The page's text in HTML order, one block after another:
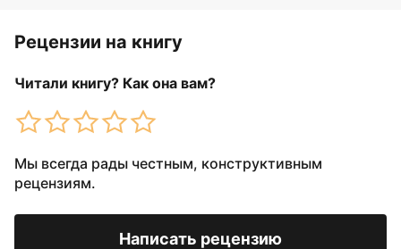
Рецензии на книгу
Читали книгу? Как она вам?
Мы всегда рады честным, конструктивным
рецензиям.
Написать рецензию